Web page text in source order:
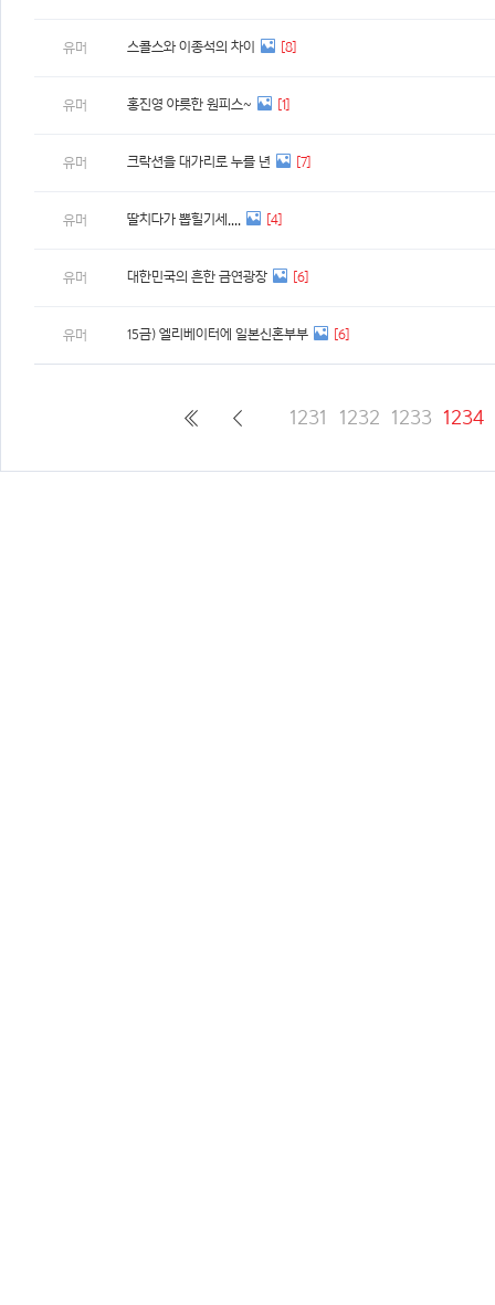
유머 스콜스와 이종석의 차이 [8]
유머 홍진영 야릇한 원피스~ [1]
유머 크락션을 대가리로 누를 년 [7]
유머 딸치다가 뽑힐기세.... [4]
유머 대한민국의 흔한 금연광장 [6]
유머 15금) 엘리베이터에 일본신혼부부 [6]
1231 1232 1233 1234